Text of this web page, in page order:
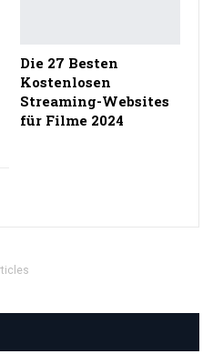
Die 27 Besten
Kostenlosen
Streaming-Websites
für Filme 2024